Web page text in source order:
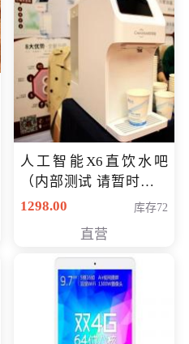
人工智能X6直饮水吧
（内部测试 请暂时不要
购买）
1298.00 库存72
直营